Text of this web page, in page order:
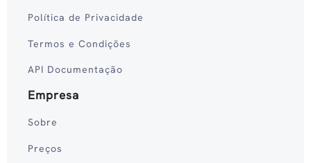
Política de Privacidade
Termos e Condições
API Documentação
Empresa
Sobre
Preços